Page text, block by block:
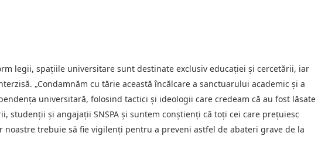
legii, spațiile universitare sunt destinate exclusiv educației și cercetării, iar
„Condamnăm cu tărie această încălcare a sanctuarului academic și a
universitară, folosind tactici și ideologii care credeam că au fost lăsate
studenții și angajații SNSPA și suntem conștienți că toți cei care prețuiesc
trebuie să fie vigilenți pentru a preveni astfel de abateri grave de la